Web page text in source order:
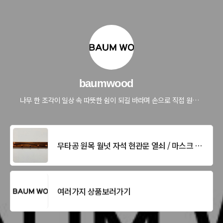
baumwood
나무 한 조각이 일상 속 따뜻한 쉼이 되길 바라며 손으로 직접 원목 생활용품을 만듭니다
무타공 원목 월넛 자석 현관문 열쇠 / 마스크 걸이
여러가지 상품보러가기